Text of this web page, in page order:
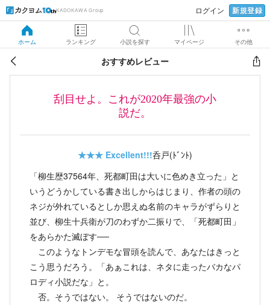
KADOKAWA Group ログイン 新規登録
ホーム ランキング 小説を探す マイページ その他
おすすめレビュー
刮目せよ。これが2020年最強の小
説だ。
★★★ Excellent!!!呑戸(ﾄﾞﾝﾄ)
「柳生歴37564年、死都町田は大いに色めき立った」と
いうどうかしている書き出しからはじまり、作者の頭の
ネジが外れているとしか思えぬ名前のキャラがずらりと
並び、柳生十兵衛が刀のわずか二振りで、「死都町田」
をあらかた滅ぼす──
このようなトンデモな冒頭を読んで、あなたはきっと
こう思うだろう。「あぁこれは、ネタに走ったバカなパ
ロディ小説だな」と。
否。そうではない。 そうではないのだ。